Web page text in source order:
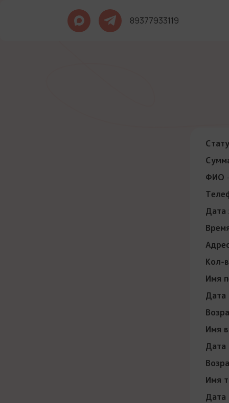
89377933119
ФИО
Дата
Кол-
Имя
Дата
Имя
Дата
Имя
Дата